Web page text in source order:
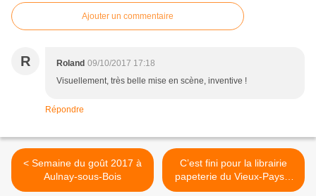
Ajouter un commentaire
R Roland 09/10/2017 17:18
Visuellement, très belle mise en scène, inventive !
Répondre
< Semaine du goût 2017 à
Aulnay-sous-Bois
C’est fini pour la librairie
papeterie du Vieux-Pays à
Aulnay-sous-Bois >